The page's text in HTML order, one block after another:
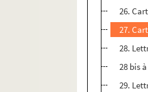
26.
27.
28.
28 bis
29.